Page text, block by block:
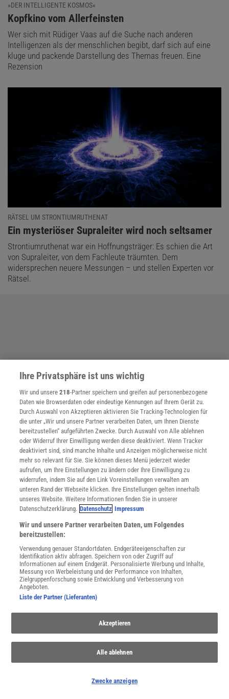
»DER INTELLIGENTE KOSMOS«
:
Kopfkino vom Allerfeinsten
Wer sich mit Rüdiger Vaas auf die Suche nach anderen
Intelligenzen als der menschlichen begibt, darf sich auf eine
kluge und packende Darstellung des Themas freuen. Eine
Rezension
RÄTSEL UM STRONTIUMRUTHENAT
:
Ein mysteriöser Supraleiter wird noch seltsamer
Strontiumruthenat war ein Hoffnungsträger: Es schien die Art
von Supraleiter, von dem Fachleute träumten. Dem
widersprechen neuere Messungen – und stellen Experten vor
Rätsel.
Ihre Privatsphäre ist uns wichtig
Wir und unsere218-Partner speichern und greifen auf personenbezogene
Daten wie Browserdaten oder eindeutige Kennungen auf Ihrem Gerät zu.
Durch Auswahl von Akzeptieren aktivieren Sie Tracking-Technologien für
die unter „Wir und unsere Partner verarbeiten Daten, um Ihnen Dienste
bereitzustellen“ aufgeführten Zwecke. Durch Auswahl von Alle ablehnen
oder Widerruf Ihrer Einwilligung werden diese deaktiviert. Wenn Tracker
deaktiviert sind, sind manche Inhalte und Anzeigen möglicherweise nicht
mehr so relevant für Sie. Sie können dieses Menü jederzeit wieder
aufrufen, um Ihre Einstellungen zu ändern oder Ihre Einwilligung zu
widerrufen, indem Sie auf den Link Voreinstellungen verwalten am
unteren Rand der Webseite klicken. Ihre Einstellungen gelten innerhalb
unseres Website. Weitere Informationen finden Sie in unserer
Datenschutzerklärung. Datenschutz Impressum
Wir und unsere Partner verarbeiten Daten, um Folgendes
bereitzustellen:
Verwendung genauer Standortdaten. Endgeräteeigenschaften zur
Identifikation aktiv abfragen. Speichern von oder Zugriff auf
Informationen auf einem Endgerät. Personalisierte Werbung und Inhalte,
Messung von Werbeleistung und der Performance von Inhalten,
Zielgruppenforschung sowie Entwicklung und Verbesserung von
Angeboten.
Liste der Partner (Lieferanten)
Akzeptieren
Alle ablehnen
Zwecke anzeigen